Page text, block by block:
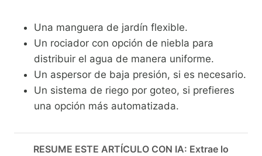
Una manguera de jardín flexible.
Un rociador con opción de niebla para
distribuir el agua de manera uniforme.
Un aspersor de baja presión, si es necesario.
Un sistema de riego por goteo, si prefieres
una opción más automatizada.
RESUME ESTE ARTÍCULO CON IA: Extrae lo